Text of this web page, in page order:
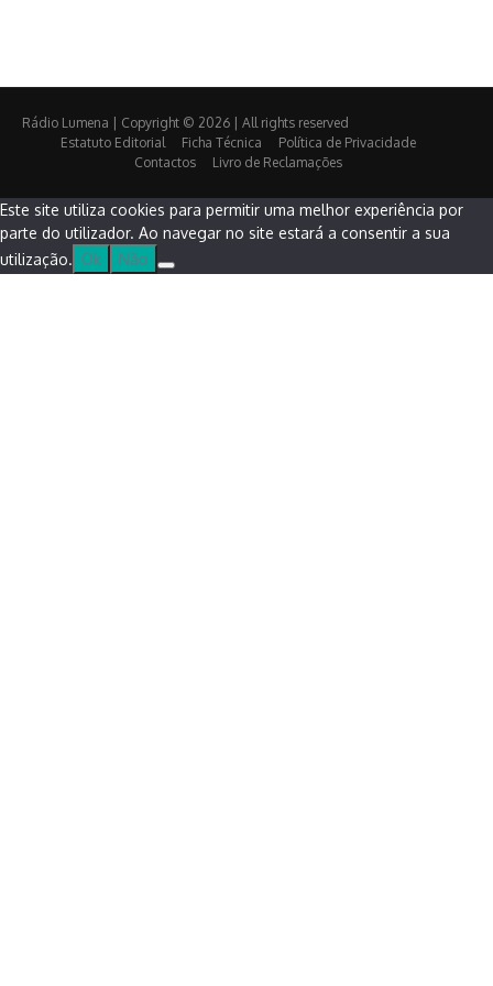
Rádio Lumena | Copyright © 2026 | All rights reserved
Estatuto Editorial
Ficha Técnica
Política de Privacidade
Contactos
Livro de Reclamações
Este site utiliza cookies para permitir uma melhor experiência por
parte do utilizador. Ao navegar no site estará a consentir a sua
utilização. Ok Não